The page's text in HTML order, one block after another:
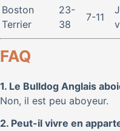
Boston
Terrier
23-
38
7-11
FAQ
1. Le Bulldog Anglais
Non, il est peu aboyeur.
2. Peut-il vivre en